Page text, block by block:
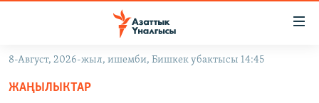
Навигацияга
өтүңүз
8-Август, 2026-жыл, ишемби, Бишкек убактысы 14:45
ЖАҢЫЛЫКТАР